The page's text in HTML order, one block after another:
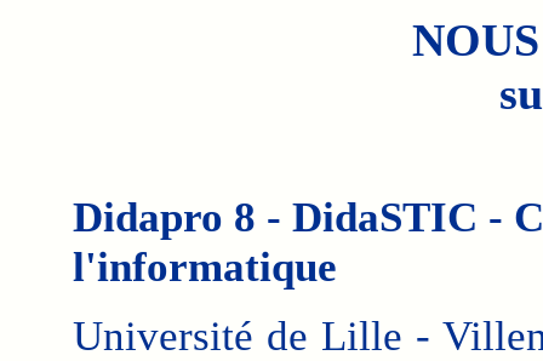
Didapro 8 - DidaSTIC -
l'informatique
Université de Lille -